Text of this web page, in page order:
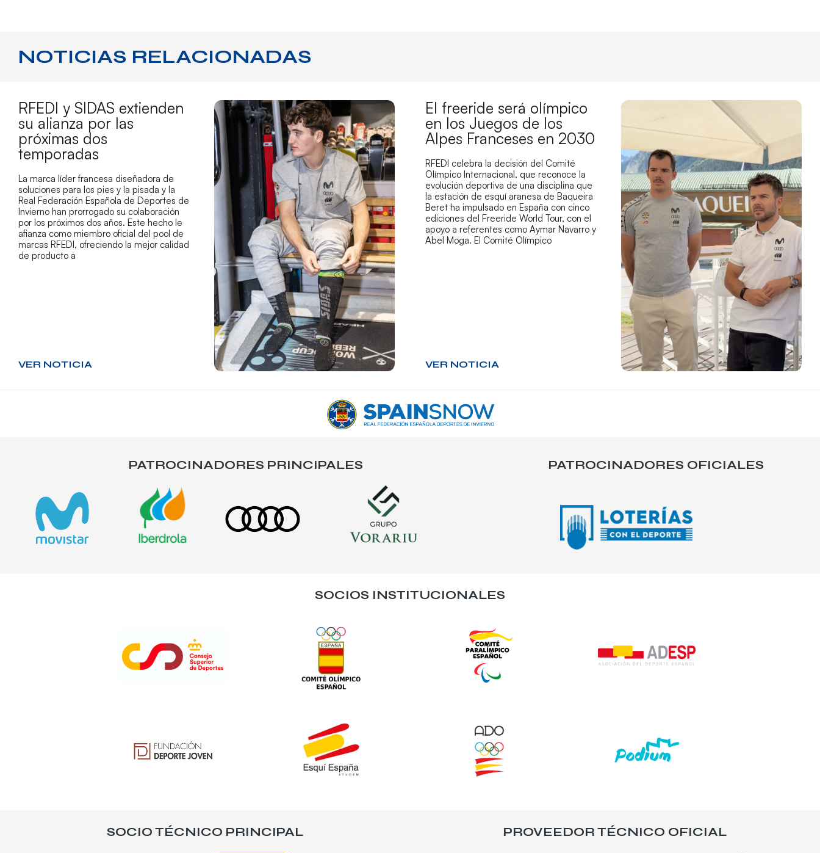
NOTICIAS RELACIONADAS
RFEDI y SIDAS extienden
su alianza por las
próximas dos
temporadas
La marca líder francesa diseñadora de
soluciones para los pies y la pisada y la
Real Federación Española de Deportes de
Invierno han prorrogado su colaboración
por los próximos dos años. Este hecho le
afianza como miembro oficial del pool de
marcas RFEDI, ofreciendo la mejor calidad
de producto a
VER NOTICIA
El freeride será olímpico
en los Juegos de los
Alpes Franceses en 2030
RFEDI celebra la decisión del Comité
Olímpico Internacional, que reconoce la
evolución deportiva de una disciplina que
la estación de esquí aranesa de Baqueira
Beret ha impulsado en España con cinco
ediciones del Freeride World Tour, con el
apoyo a referentes como Aymar Navarro y
Abel Moga. El Comité Olímpico
VER NOTICIA
PATROCINADORES PRINCIPALES PATROCINADORES OFICIALES
SOCIOS INSTITUCIONALES
SOCIO TÉCNICO PRINCIPAL PROVEEDOR TÉCNICO OFICIAL